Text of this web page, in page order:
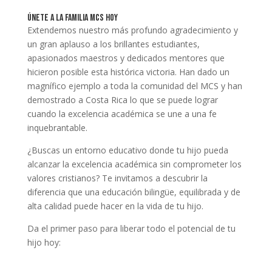
Únete a la Familia MCS Hoy
Extendemos nuestro más profundo agradecimiento y
un gran aplauso a los brillantes estudiantes,
apasionados maestros y dedicados mentores que
hicieron posible esta histórica victoria. Han dado un
magnífico ejemplo a toda la comunidad del MCS y han
demostrado a Costa Rica lo que se puede lograr
cuando la excelencia académica se une a una fe
inquebrantable.
¿Buscas un entorno educativo donde tu hijo pueda
alcanzar la excelencia académica sin comprometer los
valores cristianos? Te invitamos a descubrir la
diferencia que una educación bilingüe, equilibrada y de
alta calidad puede hacer en la vida de tu hijo.
Da el primer paso para liberar todo el potencial de tu
hijo hoy: